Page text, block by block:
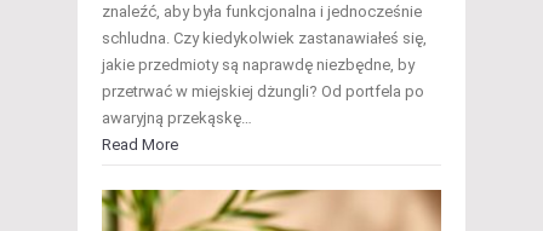
znaleźć, aby była funkcjonalna i jednocześnie
schludna. Czy kiedykolwiek zastanawiałeś się,
jakie przedmioty są naprawdę niezbędne, by
przetrwać w miejskiej dżungli? Od portfela po
awaryjną przekąskę…
Read More